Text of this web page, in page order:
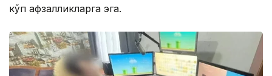
кўп афзалликларга эга.